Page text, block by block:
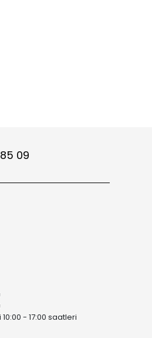
09
- 17:00 saatleri